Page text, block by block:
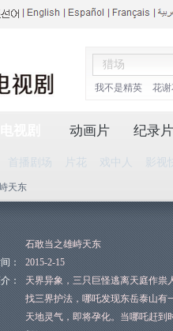
我不是精英 花
首播剧场 片花 戏中人 影视
动画片 纪录片
天东
石敢当之雄峙天东
：
2015-2-15
：
天界异象，三只巨怪逃离天庭作祟
找三界护法，哪吒发现东岳泰山有
天地灵气，即将孕化。当哪吒赶到